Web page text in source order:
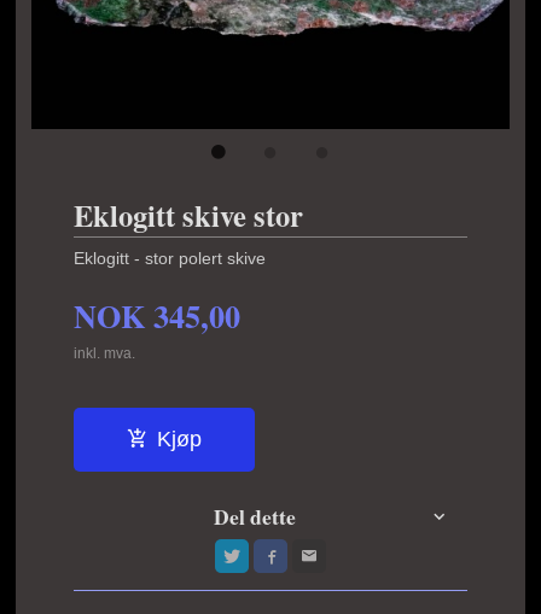
Eklogitt skive stor
Eklogitt - stor polert skive
NOK345,00
inkl. mva.
Kjøp
Del dette